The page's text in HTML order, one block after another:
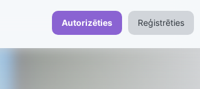
Autorizēties Reģistrēties